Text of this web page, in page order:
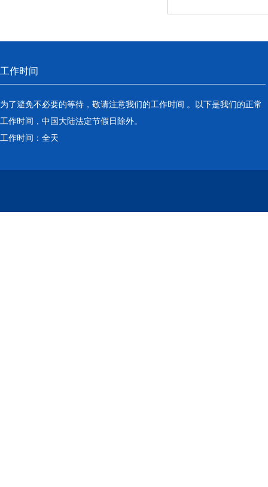
工作时间
为了避免不必要的等待，敬请注意我们的工作时间 。以下是我们的正常
工作时间，中国大陆法定节假日除外。
工作时间：全天